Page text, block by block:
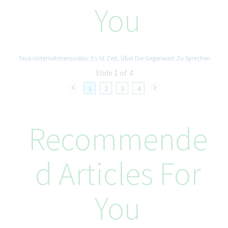
соответствии с действующим законодательством.
You
1 2 3 4
Teva-Unternehmensvideo: Es Ist Zeit, Über Die Gegenwart Zu Sprechen
Slide 1 of 4
Recommende
D Articles For
You